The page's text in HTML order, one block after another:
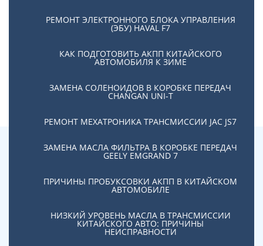
РЕМОНТ ЭЛЕКТРОННОГО БЛОКА УПРАВЛЕНИЯ
(ЭБУ) HAVAL F7
КАК ПОДГОТОВИТЬ АКПП КИТАЙСКОГО
АВТОМОБИЛЯ К ЗИМЕ
ЗАМЕНА СОЛЕНОИДОВ В КОРОБКЕ ПЕРЕДАЧ
CHANGAN UNI-T
РЕМОНТ МЕХАТРОНИКА ТРАНСМИССИИ JAC JS7
ЗАМЕНА МАСЛА ФИЛЬТРА В КОРОБКЕ ПЕРЕДАЧ
GEELY EMGRAND 7
ПРИЧИНЫ ПРОБУКСОВКИ АКПП В КИТАЙСКОМ
АВТОМОБИЛЕ
НИЗКИЙ УРОВЕНЬ МАСЛА В ТРАНСМИССИИ
КИТАЙСКОГО АВТО: ПРИЧИНЫ
НЕИСПРАВНОСТИ
Новости компании
сотрудниках и достижениях